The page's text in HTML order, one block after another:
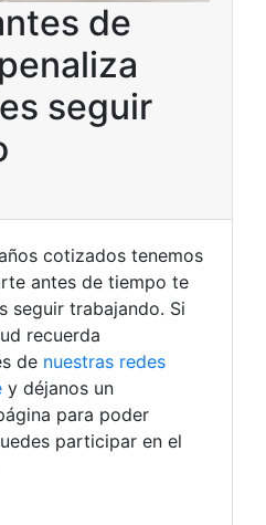
de
seguir
cotizados tenemos
antes de tiempo te
seguir trabajando. Si
recuerda
de nuestras redes
y déjanos un
para poder
participar en el